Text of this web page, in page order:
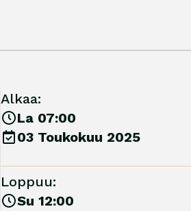
Alkaa:
La 07:00
03 Toukokuu 2025
Loppuu:
Su 12:00